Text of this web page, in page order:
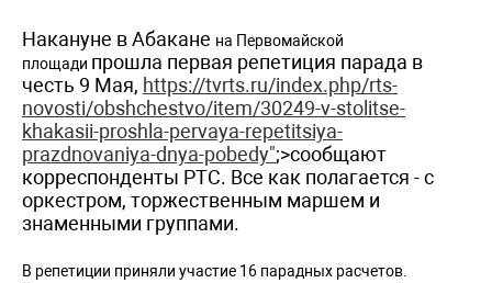
Накануне в Абакане на Первомайской
площади прошла первая репетиция парада в
честь 9 Мая, https://tvrts.ru/index.php/rts-
novosti/obshchestvo/item/30249-v-stolitse-
khakasii-proshla-pervaya-repetitsiya-
prazdnovaniya-dnya-pobedy";>сообщают
корреспонденты РТС. Все как полагается - с
оркестром, торжественным маршем и
знаменными группами.
В репетиции приняли участие 16 парадных расчетов.